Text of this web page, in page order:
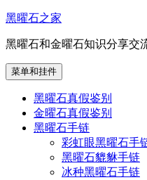
跳
内
容
黑曜石之家
黑曜石和金曜石知识分享交
菜单和挂件
黑曜石真假鉴别
金曜石真假鉴别
黑曜石手链
彩虹眼黑曜石手
黑曜石貔貅手链
冰种黑曜石手链